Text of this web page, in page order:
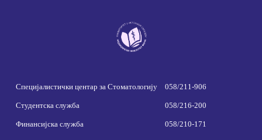
Специјалистички центар за Стоматологију 058/211-906
Студентска служба 058/216-200
Финансијска служба 058/210-171